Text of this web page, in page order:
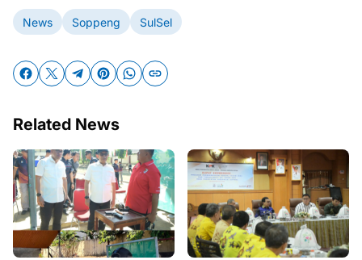
News Soppeng SulSel
Related News